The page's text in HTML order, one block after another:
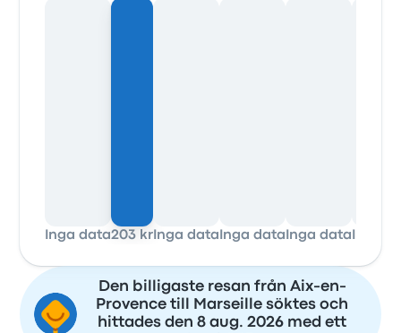
Inga data203 kr Inga data Inga data Inga data
Den billigaste resan från Aix-en-
Provence till Marseille söktes och
hittades den 8 aug. 2026 med ett